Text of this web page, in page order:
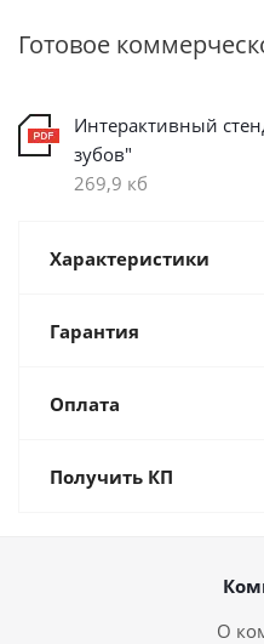
Готовое
Интерактивный
зубов"
269,9 кб
Характеристики
Гарантия
Оплата
Получить КП
О